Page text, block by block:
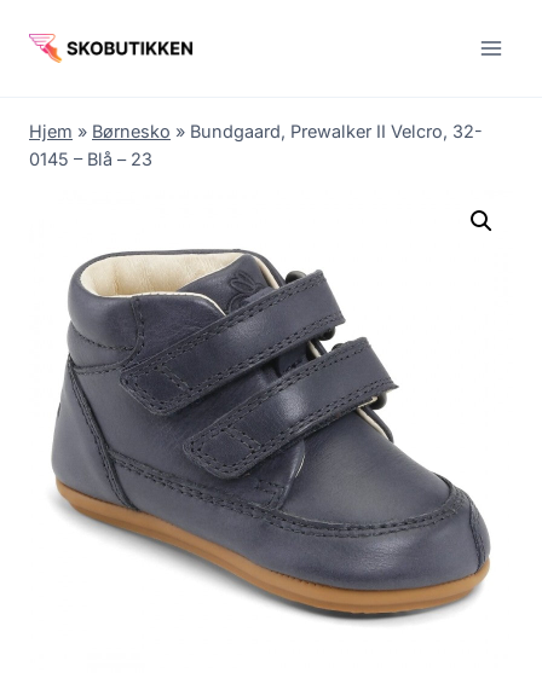
Hjem » Børnesko » Bundgaard, Prewalker II Velcro, 32-
0145 – Blå – 23